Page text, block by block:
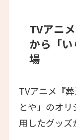
TVアニ
から「
場
TVアニメ『
とや」のオ
用したグッズ